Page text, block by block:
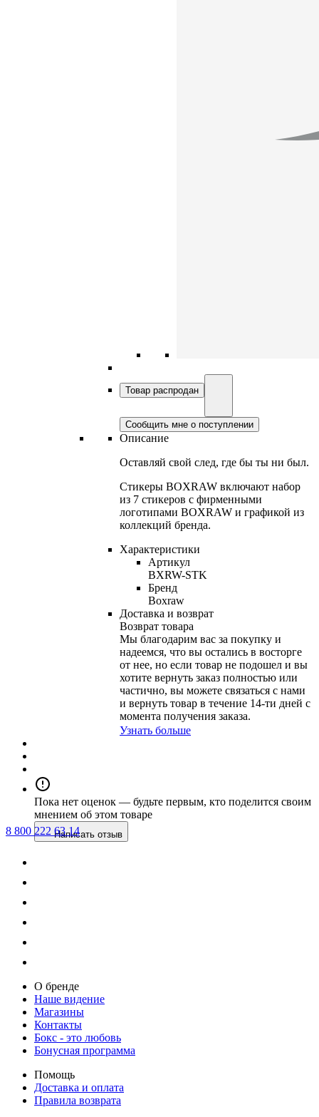
Товар распродан
Сообщить мне о поступлении
Описание
Оставляй свой след, где бы ты ни был.
Стикеры BOXRAW включают набор
из 7 стикеров с фирменными
логотипами BOXRAW и графикой из
коллекций бренда.
Характеристики
Артикул
BXRW-STK
Бренд
Boxraw
Доставка и возврат
Возврат товара
Мы благодарим вас за покупку и
надеемся, что вы остались в восторге
от нее, но если товар не подошел и вы
хотите вернуть заказ полностью или
частично, вы можете связаться с нами
и вернуть товар в течение 14-ти дней с
момента получения заказа.
Узнать больше
Пока нет оценок — будьте первым, кто поделится своим
мнением об этом товаре
Написать отзыв
8 800 222 63 14
О бренде
Наше видение
Магазины
Контакты
Бокс - это любовь
Бонусная программа
Помощь
Доставка и оплата
Правила возврата